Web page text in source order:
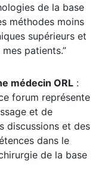
de la base
méthodes moins
supérieurs et
patients.”
médecin ORL :
forum représente
et de
discussions et des
dans le
de la base